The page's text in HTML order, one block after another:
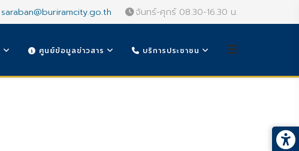
saraban@buriramcity.go.th จันทร์-ศุกร์ 08.30-16.30 น.
ศูนย์ข้อมูลข่าวสาร บริการประชาชน